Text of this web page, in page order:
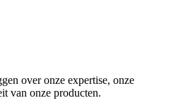
over onze expertise, onze
van onze producten.